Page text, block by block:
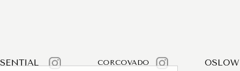
CORCOVADO OSLOW